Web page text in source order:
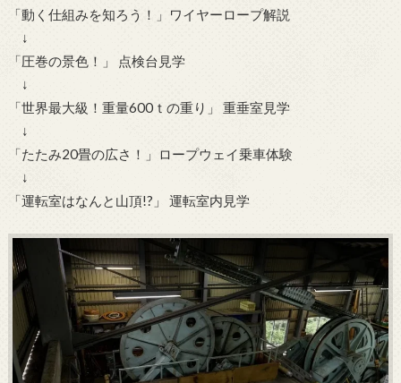
「動く仕組みを知ろう！」ワイヤーロープ解説
↓
「圧巻の景色！」 点検台見学
↓
「世界最大級！重量600ｔの重り」 重垂室見学
↓
「たたみ20畳の広さ！」ロープウェイ乗車体験
↓
「運転室はなんと山頂!?」 運転室内見学